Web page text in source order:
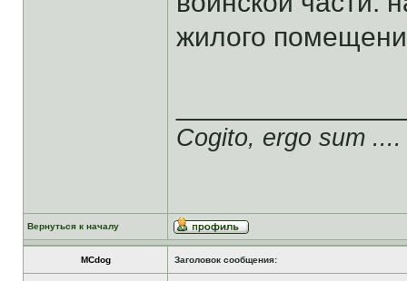
жилого
Cogito, ergo sum ....
Вернуться к началу
MCdog Заголовок сообщения: